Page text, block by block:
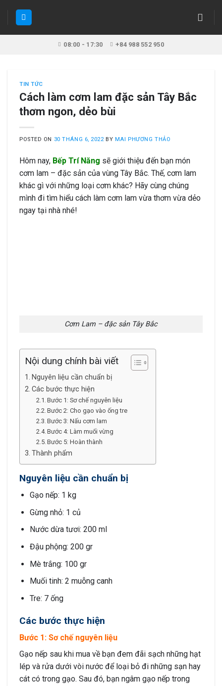
08:00 - 17:30 +84 988 552 950
TIN TỨC
Cách làm cơm lam đặc sản Tây Bắc
thơm ngon, dẻo bùi
POSTED ON 30 THÁNG 6, 2022 BY MAI PHƯƠNG THẢO
Hôm nay, Bếp Trí Năng sẽ giới thiệu đến bạn món
cơm lam – đặc sản của vùng Tây Bắc. Thế, cơm lam
khác gì với những loại cơm khác? Hãy cùng chúng
mình đi tìm hiểu cách làm cơm lam vừa thơm vừa dẻo
ngay tại nhà nhé!
Cơm Lam – đặc sản Tây Bắc
Nội dung chính bài viết
Nguyên liệu cần chuẩn bị
Các bước thực hiện
Bước 1: Sơ chế nguyên liệu
Bước 2: Cho gạo vào ống tre
Bước 3: Nấu cơm lam
Bước 4: Làm muối vừng
Bước 5: Hoàn thành
Thành phẩm
Nguyên liệu cần chuẩn bị
Gạo nếp: 1 kg
Gừng nhỏ: 1 củ
Nước dừa tươi: 200 ml
Đậu phộng: 200 gr
Mè trắng: 100 gr
Muối tinh: 2 muỗng canh
Tre: 7 ống
Các bước thực hiện
Bước 1: Sơ chế nguyên liệu
Gạo nếp sau khi mua về bạn đem đãi sạch những hạt
lép và rửa dưới vòi nước để loại bỏ đi những sạn hay
cát có trong gạo. Sau đó, bạn ngâm gạo nếp trong